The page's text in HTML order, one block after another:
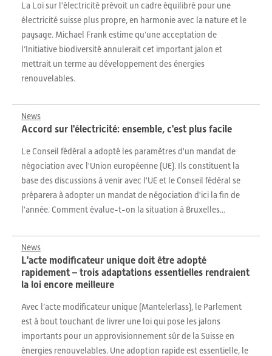
La Loi sur l'électricité prévoit un cadre équilibré pour une
électricité suisse plus propre, en harmonie avec la nature et le
paysage. Michael Frank estime qu’une acceptation de
l’Initiative biodiversité annulerait cet important jalon et
mettrait un terme au développement des énergies
renouvelables.
News
Accord sur l'électricité: ensemble, c'est plus facile
Le Conseil fédéral a adopté les paramètres d'un mandat de
négociation avec l'Union européenne (UE). Ils constituent la
base des discussions à venir avec l'UE et le Conseil fédéral se
préparera à adopter un mandat de négociation d'ici la fin de
l'année. Comment évalue-t-on la situation à Bruxelles...
News
L'acte modificateur unique doit être adopté
rapidement – trois adaptations essentielles rendraient
la loi encore meilleure
Avec l’acte modificateur unique (Mantelerlass), le Parlement
est à bout touchant de livrer une loi qui pose les jalons
importants pour un approvisionnement sûr de la Suisse en
énergies renouvelables. Une adoption rapide est essentielle, le